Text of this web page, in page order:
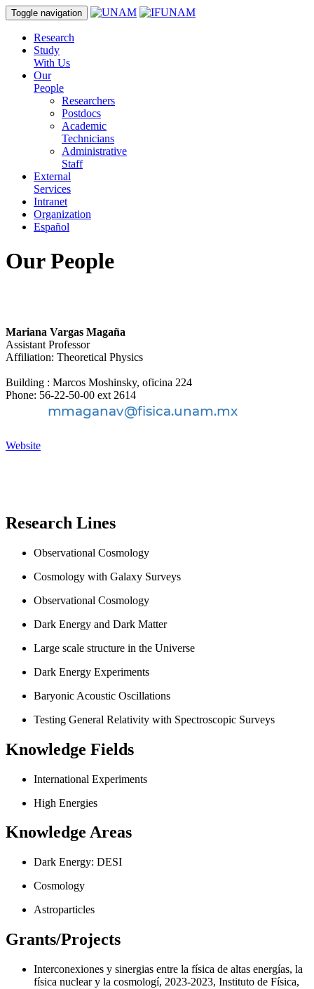
Toggle navigation
Research
Study
With Us
Our
People
Researchers
Postdocs
Academic
Technicians
Administrative
Staff
External
Services
Intranet
Organization
Español
Our People
Mariana Vargas Magaña
Assistant Professor
Affiliation: Theoretical Physics
Building : Marcos Moshinsky, oficina 224
Phone: 56-22-50-00 ext 2614
Website
Research Lines
Observational Cosmology
Cosmology with Galaxy Surveys
Observational Cosmology
Dark Energy and Dark Matter
Large scale structure in the Universe
Dark Energy Experiments
Baryonic Acoustic Oscillations
Testing General Relativity with Spectroscopic Surveys
Knowledge Fields
International Experiments
High Energies
Knowledge Areas
Dark Energy: DESI
Cosmology
Astroparticles
Grants/Projects
Interconexiones y sinergias entre la física de altas energías, la
física nuclear y la cosmologí, 2023-2023, Instituto de Física,